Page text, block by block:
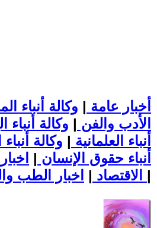
أخبار عامة | وكالة أنباء
الأدب والفن | وكالة أنباء
أنباء العلمانية | وكالة
أنباء حقوق الإنسان |
الاقتصاد | |